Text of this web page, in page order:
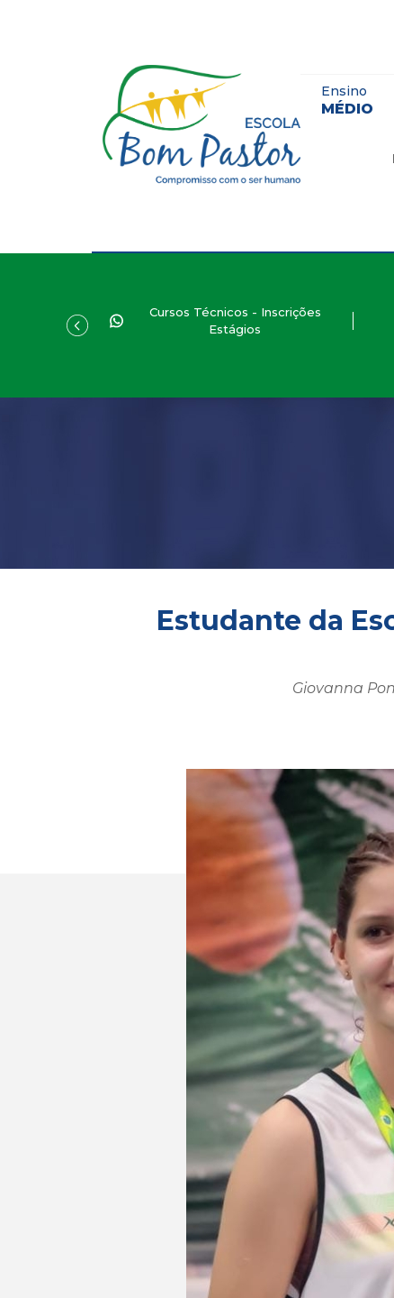
Ensino
MÉDIO
Cursos Técnicos - Inscrições
Estágios
Estudante da
Giovanna